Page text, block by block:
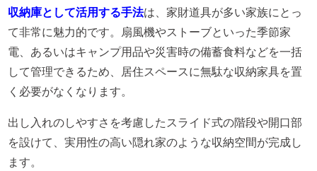
収納庫として活用する手法は、家財道具が多い家族にとっ
て非常に魅力的です。扇風機やストーブといった季節家
電、あるいはキャンプ用品や災害時の備蓄食料などを一括
して管理できるため、居住スペースに無駄な収納家具を置
く必要がなくなります。
出し入れのしやすさを考慮したスライド式の階段や開口部
を設けて、実用性の高い隠れ家のような収納空間が完成し
ます。